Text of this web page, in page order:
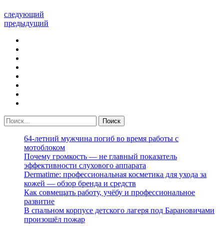
следующий
предыдущий
64-летний мужчина погиб во время работы с
мотоблоком
Почему громкость — не главный показатель
эффективности слухового аппарата
Dermatime: профессиональная косметика для ухода за
кожей — обзор бренда и средств
Как совмещать работу, учёбу и профессиональное
развитие
В спальном корпусе детского лагеря под Барановичами
произошёл пожар